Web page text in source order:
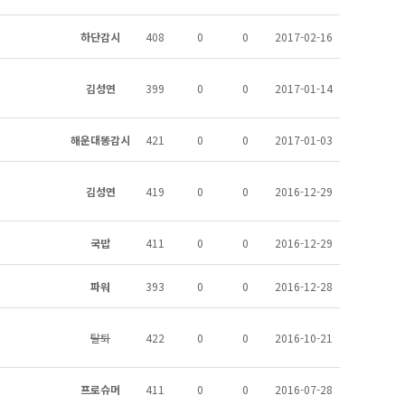
하단감시 408 0 0 2017-02-16
김성연 399 0 0 2017-01-14
해운대똥감시 421 0 0 2017-01-03
김성연 419 0 0 2016-12-29
국밥 411 0 0 2016-12-29
파워 393 0 0 2016-12-28
탈퇴 422 0 0 2016-10-21
프로슈머 411 0 0 2016-07-28